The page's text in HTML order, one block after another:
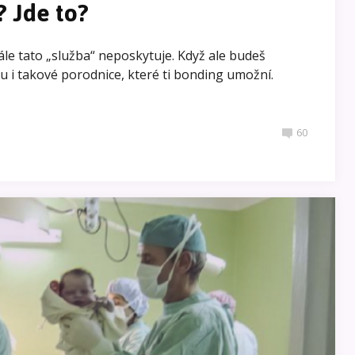
Jde to?
tato „služba“ neposkytuje. Když ale budeš
i takové porodnice, které ti bonding umožní.
60